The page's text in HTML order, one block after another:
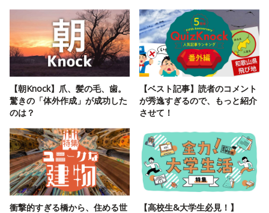
【朝Knock】爪、髪の毛、歯。
驚きの「体外作成」が成功した
のは？
【ベスト記事】読者のコメント
が秀逸すぎるので、もっと紹介
させて！
衝撃的すぎる橋から、住める世
【高校生&大学生必見！】